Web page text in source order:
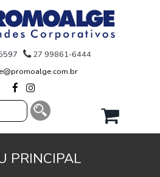
27 99861-6444